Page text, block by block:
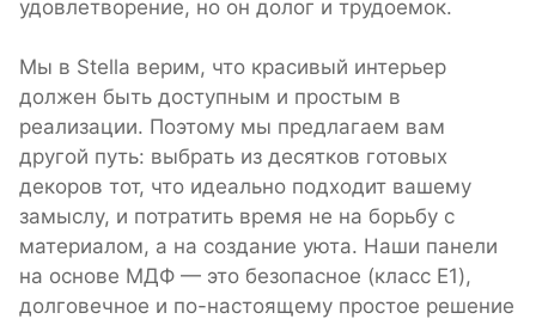
удовлетворение, но он долог и трудоемок.
Мы в Stella верим, что красивый интерьер
должен быть доступным и простым в
реализации. Поэтому мы предлагаем вам
другой путь: выбрать из десятков готовых
декоров тот, что идеально подходит вашему
замыслу, и потратить время не на борьбу с
материалом, а на создание уюта. Наши панели
на основе МДФ — это безопасное (класс E1),
долговечное и по-настоящему простое решение